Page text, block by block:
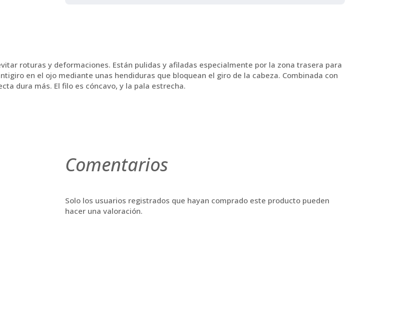
roturas y deformaciones. Están pulidas y afiladas especialmente por la zona trasera para
en el ojo mediante unas hendiduras que bloquean el giro de la cabeza. Combinada con
dura más. El filo es cóncavo, y la pala estrecha.
Comentarios
Solo los usuarios registrados que hayan comprado este producto pueden
hacer una valoración.